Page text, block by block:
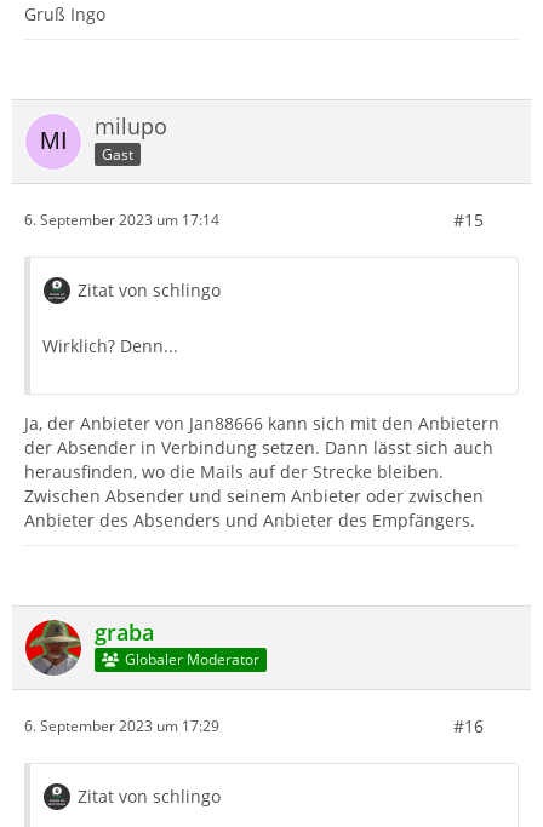
Gruß Ingo
milupo
Gast
6. September 2023 um 17:14 #15
Zitat von schlingo
Wirklich? Denn...
Ja, der Anbieter von Jan88666 kann sich mit den Anbietern
der Absender in Verbindung setzen. Dann lässt sich auch
herausfinden, wo die Mails auf der Strecke bleiben.
Zwischen Absender und seinem Anbieter oder zwischen
Anbieter des Absenders und Anbieter des Empfängers.
graba
Globaler Moderator
6. September 2023 um 17:29 #16
Zitat von schlingo